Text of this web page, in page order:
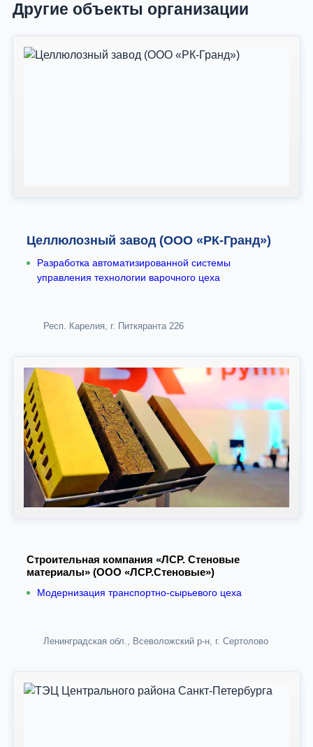
Другие объекты организации
Целлюлозный завод (ООО «РК-Гранд»)
Разработка автоматизированной системы
управления технологии варочного цеха
Респ. Карелия, г. Питкяранта 226
Строительная компания «ЛСР. Стеновые
материалы» (ООО «ЛСР.Стеновые»)
Модернизация транспортно-сырьевого цеха
Ленинградская обл., Всеволожский р-н, г. Сертолово